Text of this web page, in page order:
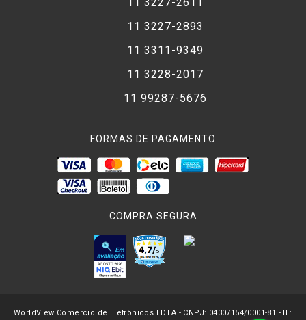
11 3227-2893
11 3311-9349
11 3228-2017
11 99287-5676
FORMAS DE PAGAMENTO
COMPRA SEGURA
WorldView Comércio de Eletrônicos LDTA - CNPJ: 04307154/0001-81 - IE: